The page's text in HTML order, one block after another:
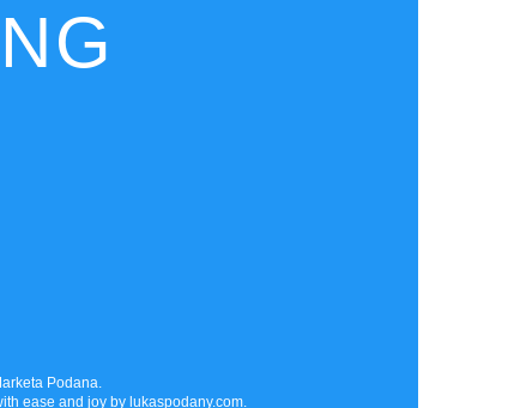
Podana.
ease and joy by lukaspodany.com